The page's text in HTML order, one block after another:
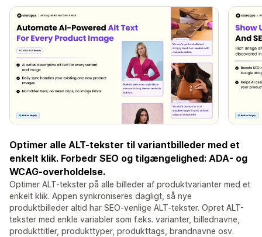
Optimer alle ALT-tekster til variantbilleder med et
enkelt klik. Forbedr SEO og tilgængelighed: ADA- og
WCAG-overholdelse.
Optimer ALT-tekster på alle billeder af produktvarianter med et
enkelt klik. Appen synkroniseres dagligt, så nye
produktbilleder altid har SEO-venlige ALT-tekster. Opret ALT-
tekster med enkle variabler som f.eks. varianter, billednavne,
produkttitler, produkttyper, produkttags, brandnavne osv.